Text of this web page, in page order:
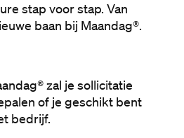
stap voor stap. Van
baan bij Maandag®.
zal je sollicitatie
of je geschikt bent
bedrijf.